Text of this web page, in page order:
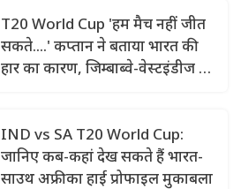
T20 World Cup 'हम मैच नहीं जीत
सकते....' कप्तान ने बताया भारत की
हार का कारण, जिम्बाब्वे-वेस्टइंडीज में
IND vs SA T20 World Cup:
जानिए कब-कहां देख सकते हैं भारत-
साउथ अफ्रीका हाई प्रोफाइल मुकाबला